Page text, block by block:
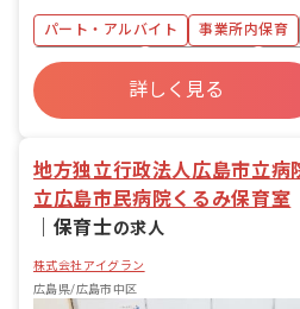
食事・睡眠・排泄・清潔
・集団生活を通じた社会
の計画・実行、お知らせの
パート・アルバイト 事業所内保育
福利厚生充実
産休育休制度
未経
WEB面接OK
詳しく見る
地方独立行政法人広島市立病
立広島市民病院くるみ保育室
保育士の求人
株式会社アイグラン
広島県/広島市中区